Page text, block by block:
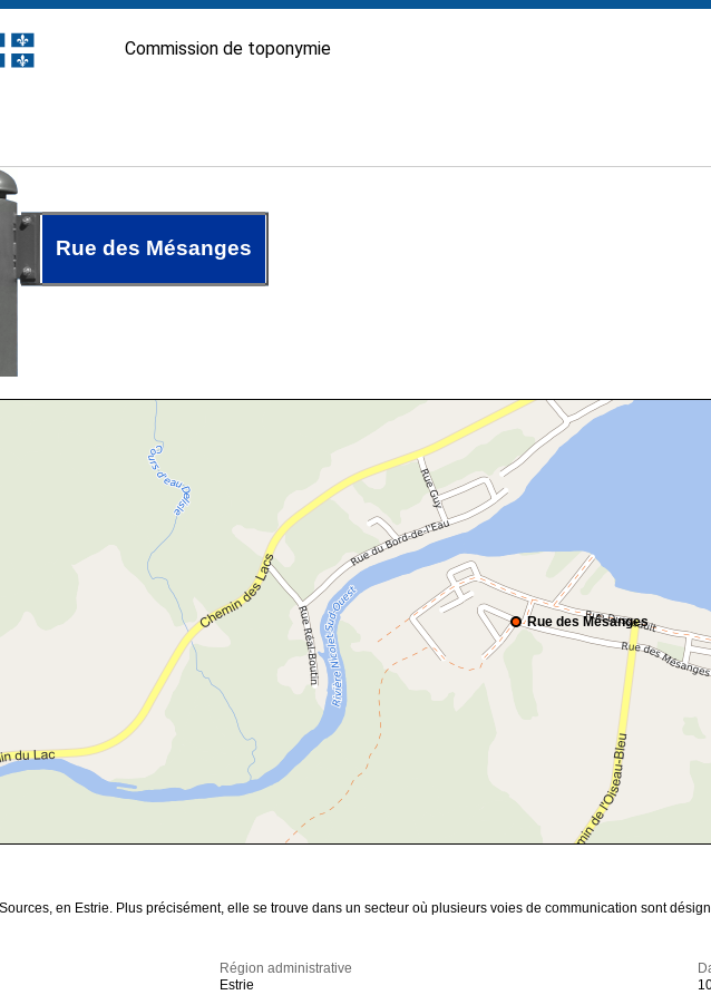
Commission de toponymie
Rue des Mésanges
Rue des Mésanges
en Estrie. Plus précisément, elle se trouve dans un secteur où plusieurs voies de communication sont
Région administrative
Estrie